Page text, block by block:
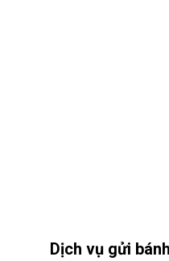
Dịch vụ gửi